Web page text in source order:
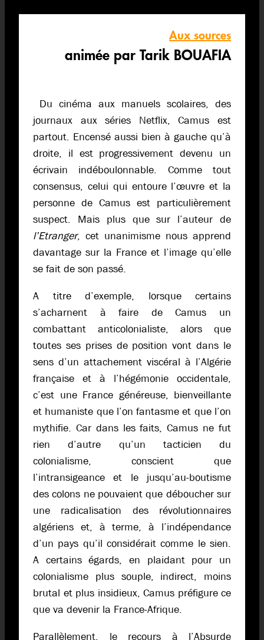
Aux sources
animée par Tarik BOUAFIA
Du cinéma aux manuels scolaires, des
journaux aux séries Netflix, Camus est
partout. Encensé aussi bien à gauche qu’à
droite, il est progressivement devenu un
écrivain indéboulonnable. Comme tout
consensus, celui qui entoure l’œuvre et la
personne de Camus est particulièrement
suspect. Mais plus que sur l’auteur de
l’Etranger, cet unanimisme nous apprend
davantage sur la France et l’image qu’elle
se fait de son passé.
A titre d’exemple, lorsque certains
s’acharnent à faire de Camus un
combattant anticolonialiste, alors que
toutes ses prises de position vont dans le
sens d’un attachement viscéral à l’Algérie
française et à l’hégémonie occidentale,
c’est une France généreuse, bienveillante
et humaniste que l’on fantasme et que l’on
mythifie. Car dans les faits, Camus ne fut
rien d’autre qu’un tacticien du
colonialisme, conscient que
l’intransigeance et le jusqu’au-boutisme
des colons ne pouvaient que déboucher sur
une radicalisation des révolutionnaires
algériens et, à terme, à l’indépendance
d’un pays qu’il considérait comme le sien.
A certains égards, en plaidant pour un
colonialisme plus souple, indirect, moins
brutal et plus insidieux, Camus préfigure ce
que va devenir la France-Afrique.
Parallèlement, le recours à l’Absurde